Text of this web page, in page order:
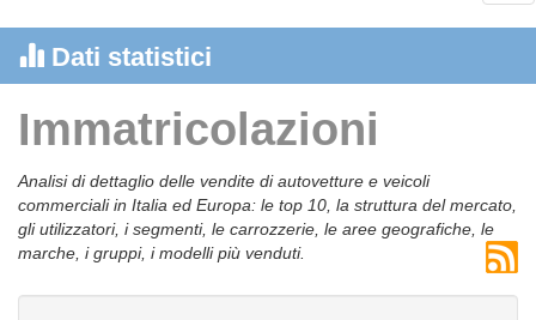
Dati statistici
Immatricolazioni
Analisi di dettaglio delle vendite di autovetture e veicoli
commerciali in Italia ed Europa: le top 10, la struttura del mercato,
gli utilizzatori, i segmenti, le carrozzerie, le aree geografiche, le
marche, i gruppi, i modelli più venduti.